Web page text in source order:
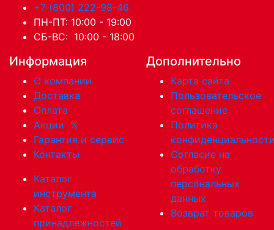
+7 (800) 222-98-46
ПН-ПТ: 10:00 - 19:00
СБ-ВС: 10:00 - 18:00
Информация
О компании
Доставка
Оплата
Акции %
Гарантия и сервис
Контакты
Каталог
инструмента
Каталог
принадлежностей
Дополнительно
Карта сайта
Пользовательское
соглашение
Политика
Согласие на
обработку
персональных
данных
Возврат товаров